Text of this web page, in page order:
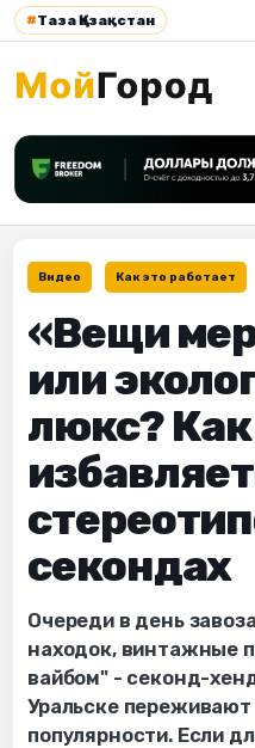
#Таза Қазақстан
Видео Как это работает
«Вещи
или
люкс?
секондах
Очереди в день
находок, винтажные
вайбом" - секонд-
Уральске
популярности. Если